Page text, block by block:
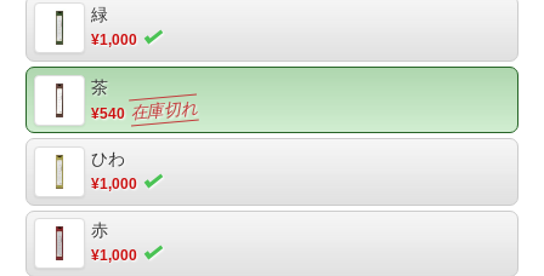
緑
¥1,000
茶
¥540
ひわ
¥1,000
赤
¥1,000